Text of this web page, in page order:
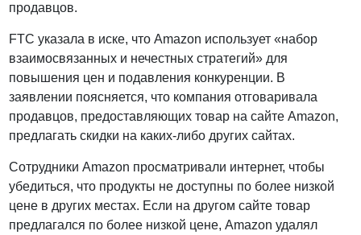
продавцов.
FTC указала в иске, что Amazon использует «набор
взаимосвязанных и нечестных стратегий» для
повышения цен и подавления конкуренции. В
заявлении поясняется, что компания отговаривала
продавцов, предоставляющих товар на сайте Amazon,
предлагать скидки на каких-либо других сайтах.
Сотрудники Amazon просматривали интернет, чтобы
убедиться, что продукты не доступны по более низкой
цене в других местах. Если на другом сайте товар
предлагался по более низкой цене, Amazon удалял